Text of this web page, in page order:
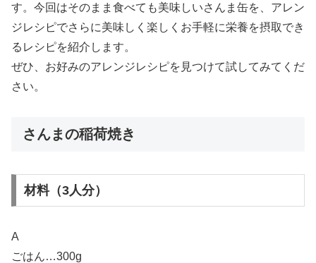
す。今回はそのまま食べても美味しいさんま缶を、アレン
ジレシピでさらに美味しく楽しくお手軽に栄養を摂取でき
るレシピを紹介します。
ぜひ、お好みのアレンジレシピを見つけて試してみてくだ
さい。
さんまの稲荷焼き
材料（3人分）
A
ごはん…300g